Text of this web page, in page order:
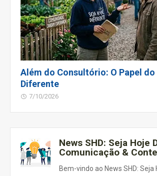
Além do Consultório: O Papel
Diferente
7/10/2026
News SHD: Seja Hoje
Comunicação &
Bem-vindo ao News SHD: